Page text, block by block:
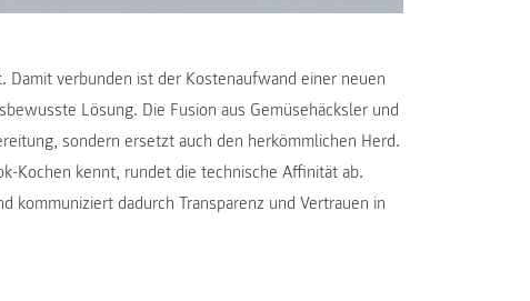
Damit verbunden ist der Kostenaufwand einer neuen
Lösung. Die Fusion aus Gemüsehäcksler und
sondern ersetzt auch den herkömmlichen Herd.
Kochen kennt, rundet die technische Affinität ab.
kommuniziert dadurch Transparenz und Vertrauen in